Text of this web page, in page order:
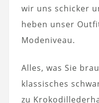
wir uns schicker
heben unser
Modeniveau.
Alles, was Sie
klassisches
zu